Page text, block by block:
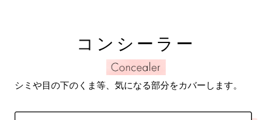
コンシーラー
シミや目の下のくま等、気になる部分をカバーします。